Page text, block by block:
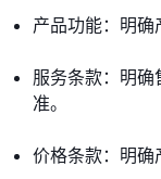
产品功能：明确
服务条款：明
准。
价格条款：明确